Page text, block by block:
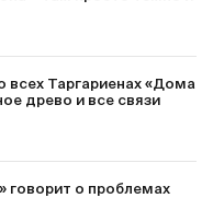
всех Таргариенах «Дома
древо и все связи
говорит о проблемах